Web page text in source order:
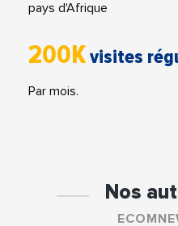
pays d'Afrique
200Kvisites
Par mois.
Nos